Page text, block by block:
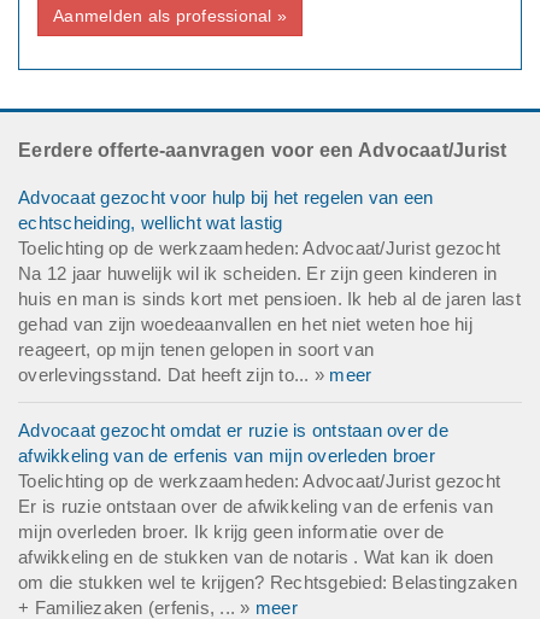
Aanmelden als professional »
Eerdere offerte-aanvragen voor een Advocaat/Jurist
Advocaat gezocht voor hulp bij het regelen van een
echtscheiding, wellicht wat lastig
Toelichting op de werkzaamheden: Advocaat/Jurist gezocht
Na 12 jaar huwelijk wil ik scheiden. Er zijn geen kinderen in
huis en man is sinds kort met pensioen. Ik heb al de jaren last
gehad van zijn woedeaanvallen en het niet weten hoe hij
reageert, op mijn tenen gelopen in soort van
overlevingsstand. Dat heeft zijn to... » meer
Advocaat gezocht omdat er ruzie is ontstaan over de
afwikkeling van de erfenis van mijn overleden broer
Toelichting op de werkzaamheden: Advocaat/Jurist gezocht
Er is ruzie ontstaan over de afwikkeling van de erfenis van
mijn overleden broer. Ik krijg geen informatie over de
afwikkeling en de stukken van de notaris . Wat kan ik doen
om die stukken wel te krijgen? Rechtsgebied: Belastingzaken
+ Familiezaken (erfenis, ... » meer